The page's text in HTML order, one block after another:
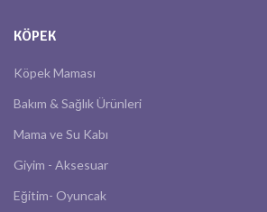
KÖPEK
Köpek Maması
Bakım & Sağlık Ürünleri
Mama ve Su Kabı
Giyim - Aksesuar
Eğitim- Oyuncak